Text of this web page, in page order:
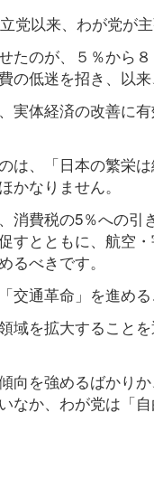
党以来、わが党が
たのが、５％から
の低迷を招き、以
実体経済の改善に
は、「日本の繁栄
かなりません。
消費税の5％への
すとともに、航空
るべきです。
交通革命」を進め
域を拡大すること
向を強めるばかり
なか、わが党は「